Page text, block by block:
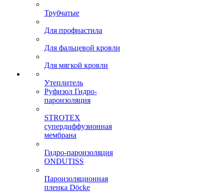
Трубчатые
Для профнастила
Для фальцевой кровли
Для мягкой кровли
Утеплитель
Руфизол Гидро-
пароизоляция
STROTEX
супердиффузионная
мембрана
Гидро-пароизоляция
ONDUTISS
Пароизоляционная
пленка Döcke